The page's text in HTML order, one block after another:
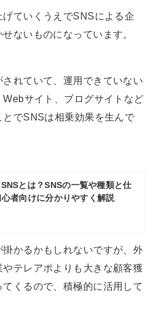
ていくうえでSNSによる企
ないものになっています。
れていて、運用できていない
サイト、ブログサイトなど
とでSNSは相乗効果を生んで
SNSとは？SNSの一覧や種類と仕
者向けに分かりやすく解説
かるかもしれないですが、外
テレアポよりも大きな顧客獲
くるので、積極的に活用して